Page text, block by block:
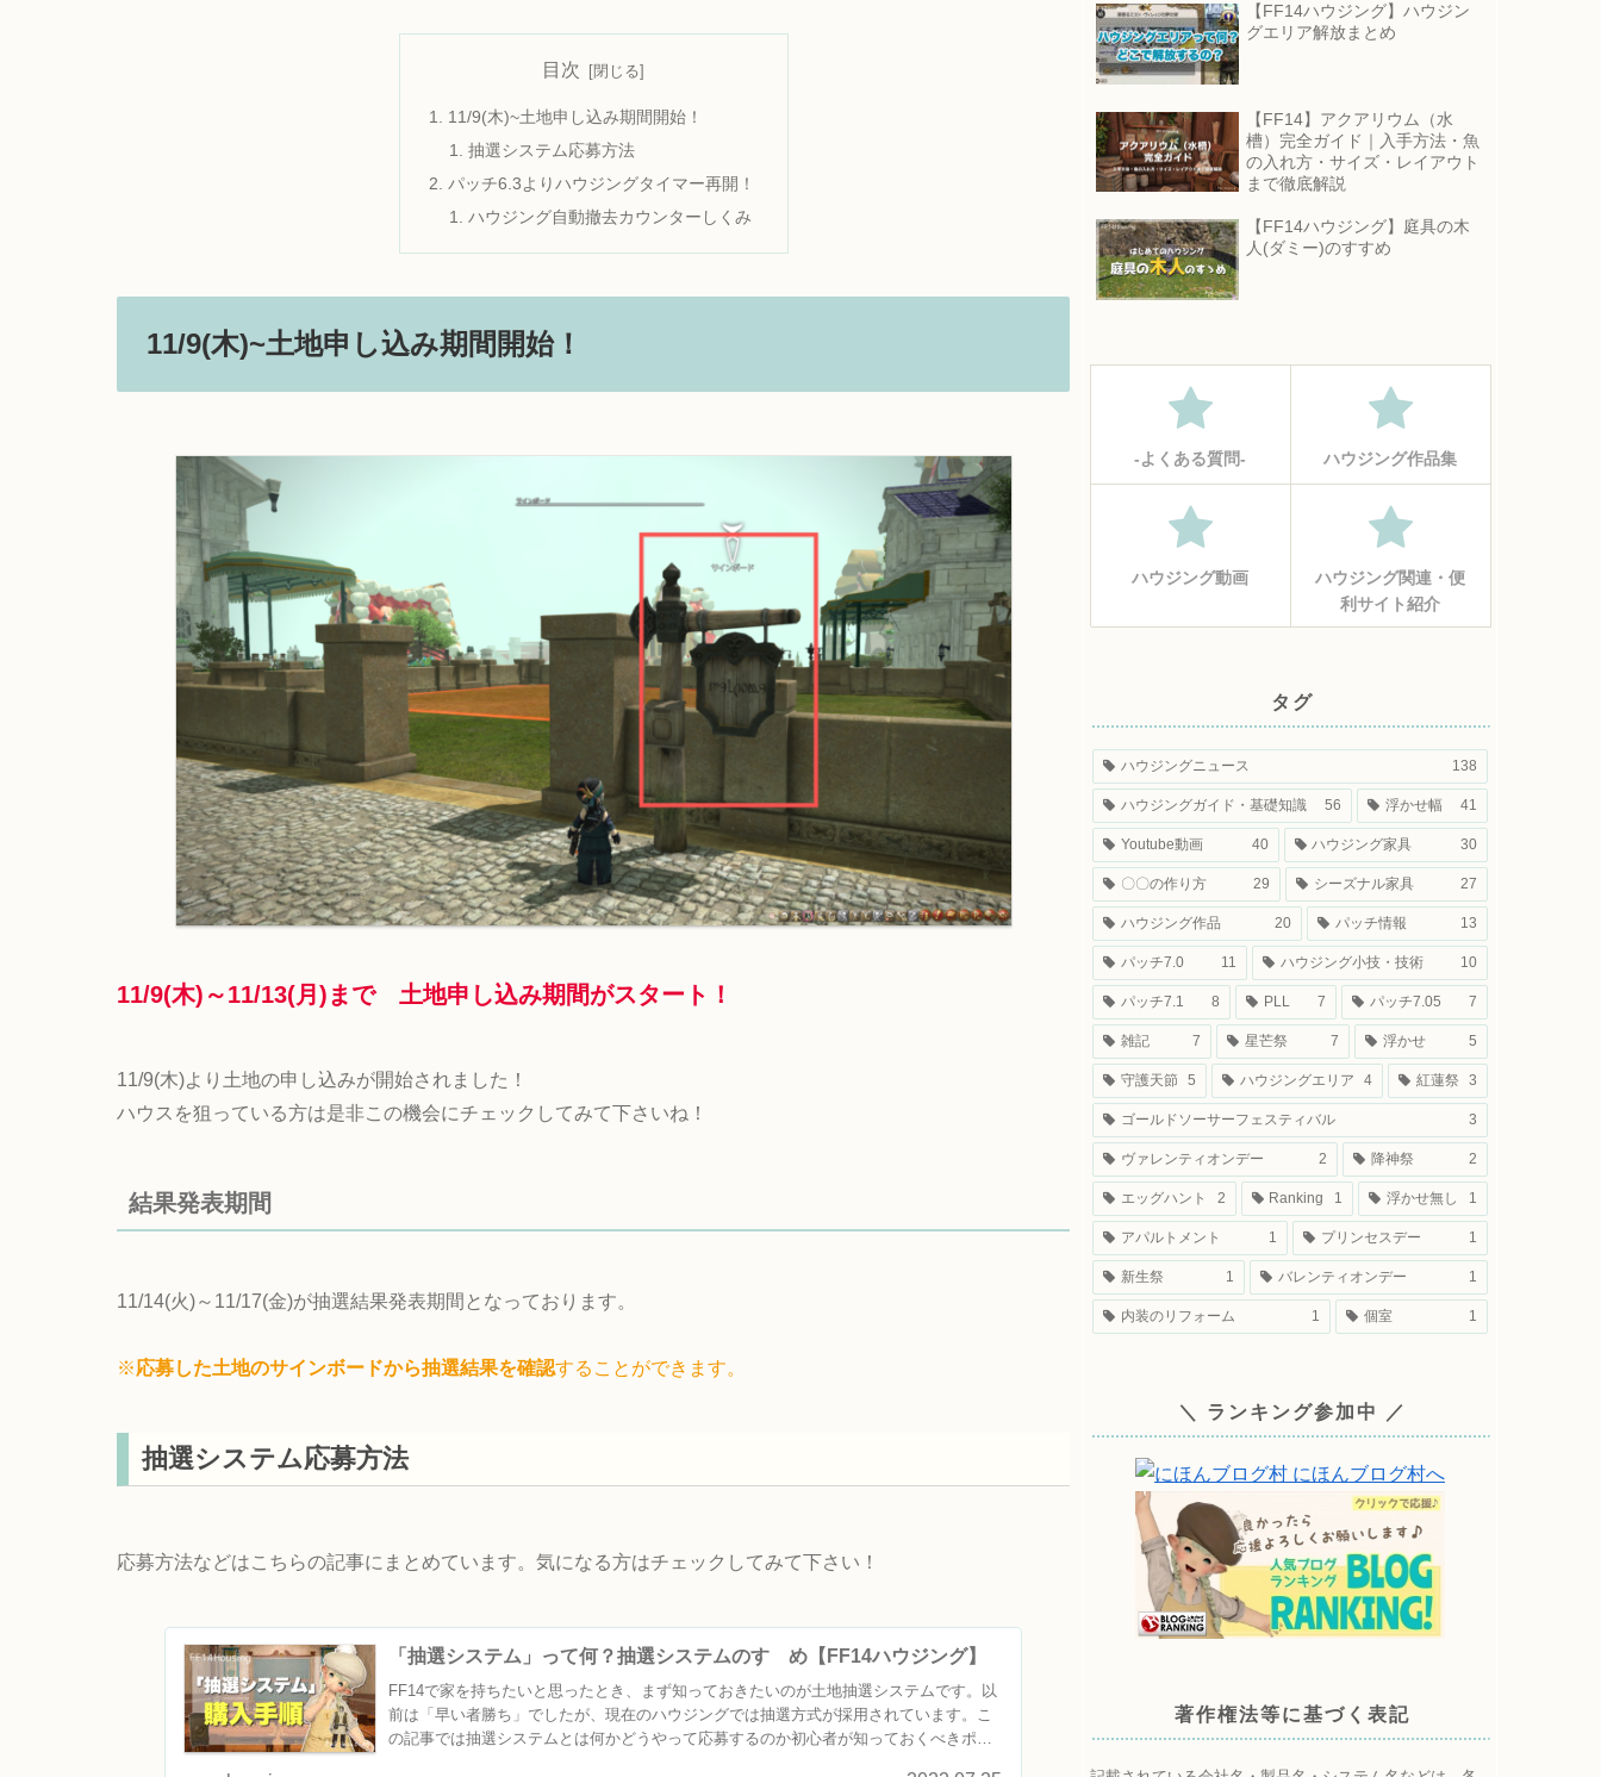
目次
11/9(木)~土地申し込み期間開始！
抽選システム応募方法
パッチ6.3よりハウジングタイマー再開！
ハウジング自動撤去カウンターしくみ
11/9(木)~土地申し込み期間開始！
11/9(木)～11/13(月) まで 土地申し込み期間がスタート！
11/9(木)より土地の申し込みが開始されました！
ハウスを狙っている方は是非この機会にチェックしてみて下さいね！
結果発表期間
11/14(火)～11/17(金)が抽選結果発表期間となっております。
※応募した土地のサインボードから抽選結果を確認することができます。
抽選システム応募方法
応募方法などはこちらの記事にまとめています。気になる方はチェックしてみて下さい！
「抽選システム」って何？抽選システムのすゝめ【FF14ハウジング】
FF14で家を持ちたいと思ったとき、まず知っておきたいのが土地抽選システムです。以
前は「早い者勝ち」でしたが、現在のハウジングでは抽選方式が採用されています。こ
の記事では抽選システムとは何かどうやって応募するのか初心者が知っておくべきポイ
【FF14ハウジング】ハウジン
グエリア解放まとめ
【FF14】アクアリウム（水
槽）完全ガイド｜入手方法・魚
の入れ方・サイズ・レイアウト
まで徹底解説
【FF14ハウジング】庭具の木
人(ダミー)のすすめ
‐よくある質問‐ ハウジング作品集
ハウジング動画
ハウジング関連・便
利サイト紹介
タグ
ハウジングニュース 138
ハウジングガイド・基礎知識 56 浮かせ幅 41
Youtube動画 40 ハウジング家具 30
〇〇の作り方 29 シーズナル家具 27
ハウジング作品 20 パッチ情報 13
パッチ7.0 11 ハウジング小技・技術 10
パッチ7.1 8 PLL 7 パッチ7.05 7
雑記 7 星芒祭 7 浮かせ 5
守護天節 5 ハウジングエリア 4 紅蓮祭 3
ゴールドソーサーフェスティバル 3
ヴァレンティオンデー 2 降神祭 2
エッグハント 2 Ranking 1 浮かせ無し 1
アパルトメント 1 プリンセスデー 1
新生祭 1 バレンティオンデー 1
内装のリフォーム 1 個室 1
＼ ランキング参加中 ／
著作権法等に基づく表記